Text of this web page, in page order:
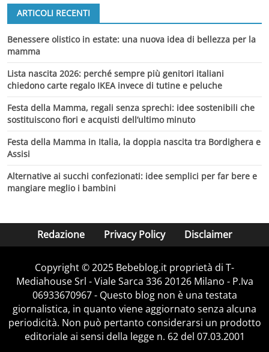
ARTICOLI RECENTI
Benessere olistico in estate: una nuova idea di bellezza per la
mamma
Lista nascita 2026: perché sempre più genitori italiani
chiedono carte regalo IKEA invece di tutine e peluche
Festa della Mamma, regali senza sprechi: idee sostenibili che
sostituiscono fiori e acquisti dell’ultimo minuto
Festa della Mamma in Italia, la doppia nascita tra Bordighera e
Assisi
Alternative ai succhi confezionati: idee semplici per far bere e
mangiare meglio i bambini
Redazione Privacy Policy Disclaimer
Copyright © 2025 Bebeblog.it proprietà di T-
Mediahouse Srl - Viale Sarca 336 20126 Milano - P.Iva
06933670967 - Questo blog non è una testata
giornalistica, in quanto viene aggiornato senza alcuna
periodicità. Non può pertanto considerarsi un prodotto
editoriale ai sensi della legge n. 62 del 07.03.2001